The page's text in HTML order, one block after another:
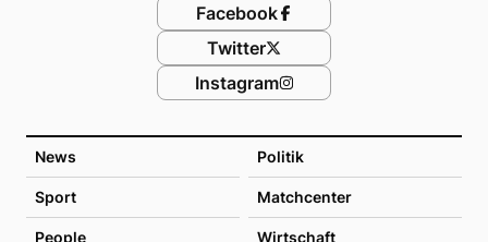
News Politik
Sport Matchcenter
People Wirtschaft
Facebook
Twitter
Instagram